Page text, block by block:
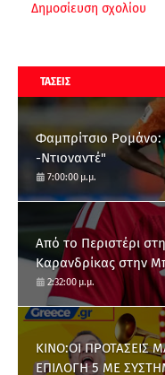
Δημοσίευση σχολίου
ΤΑΣΕΙΣ
Φαμπρίτσιο
-Ντιοναντέ"
7:00:00 μ.μ.
Από το Περιστέρι
Καρανδρίκας στην
2:32:00 μ.μ.
ΚΙΝΟ:ΟΙ ΠΡΟΤΑΣΕΙΣ
ΕΠΙΛΟΓΗ 5 ΜΕ